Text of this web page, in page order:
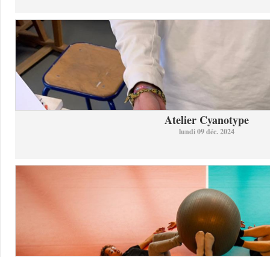
Atelier Cyanotype
lundi 09 déc. 2024